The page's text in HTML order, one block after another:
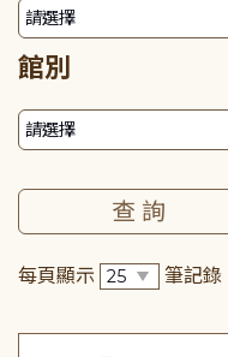
館別
每頁顯示 筆記錄